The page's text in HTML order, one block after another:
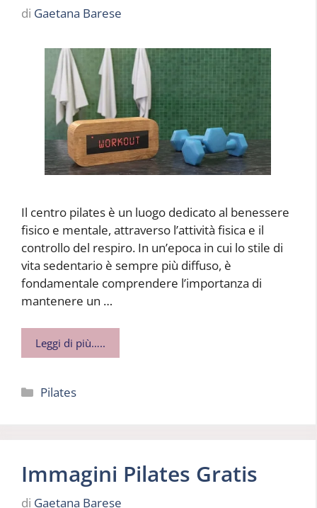
di Gaetana Barese
Il centro pilates è un luogo dedicato al benessere
fisico e mentale, attraverso l’attività fisica e il
controllo del respiro. In un’epoca in cui lo stile di
vita sedentario è sempre più diffuso, è
fondamentale comprendere l’importanza di
mantenere un …
Leggi di più…..
Categorie
Pilates
Immagini Pilates Gratis
di Gaetana Barese